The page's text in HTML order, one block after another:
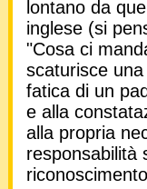
lontano da
inglese (si
"Cosa ci
scaturisce
fatica di un
e alla
alla propria
responsabilità